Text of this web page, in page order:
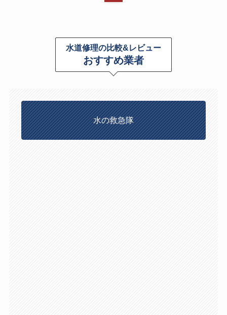
水道修理の比較&レビュー
おすすめ業者
水の救急隊